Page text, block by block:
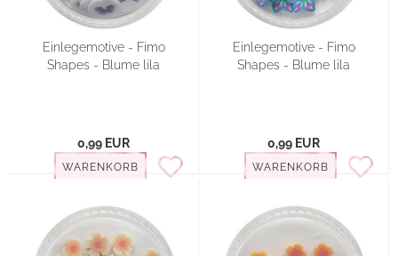
Einlegemotive - Fimo
Shapes - Blume lila
0,99 EUR
WARENKORB
Einlegemotive - Fimo
Shapes - Blume lila
0,99 EUR
WARENKORB